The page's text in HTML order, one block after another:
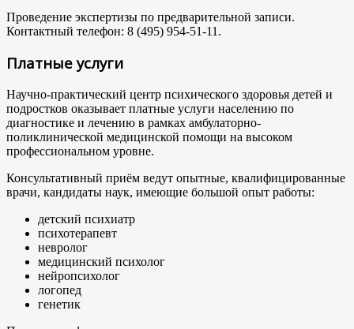
Проведение экспертизы по предварительной записи.
Контактный телефон: 8 (495) 954-51-11.
Платные услуги
Научно-практический центр психического здоровья детей и
подростков оказывает платные услуги населению по
диагностике и лечению в рамках амбулаторно-
поликлинической медицинской помощи на высоком
профессиональном уровне.
Консультативный приём ведут опытные, квалифицированные
врачи, кандидаты наук, имеющие большой опыт работы:
детский психиатр
психотерапевт
невролог
медицинский психолог
нейропсихолог
логопед
генетик